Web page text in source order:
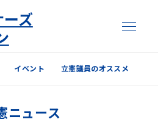
イベント 立憲議員のオススメ
ニュース